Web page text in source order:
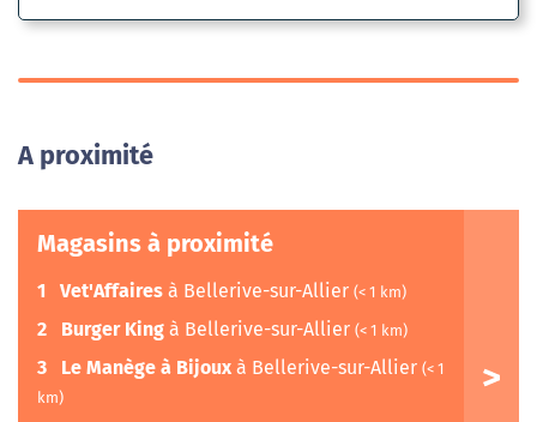
A proximité
Magasins à proximité
1 Vet'Affaires à Bellerive-sur-Allier (< 1 km)
2 Burger King à Bellerive-sur-Allier (< 1 km)
3 Le Manège à Bijoux à Bellerive-sur-Allier (< 1
km)